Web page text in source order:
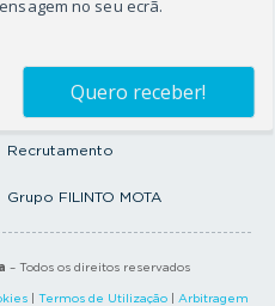
Seguros Protector
Artigos e Notícias
Recrutamento
Grupo FILINTO MOTA
– Todos os direitos reservados
| Termos de Utilização| Arbitragem